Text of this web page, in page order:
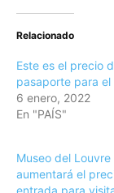
Relacionado
Este es el precio
pasaporte para el
6 enero, 2022
En "PAÍS"
Museo del Louvre
aumentará el
entrada para